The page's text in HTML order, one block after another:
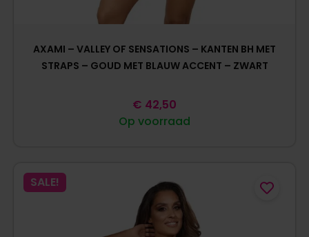
AXAMI – VALLEY OF SENSATIONS – KANTEN BH MET
STRAPS – GOUD MET BLAUW ACCENT – ZWART
Op voorraad
€ 42,50
SALE!